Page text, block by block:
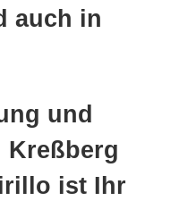
auch in
und
Kreßberg
ist Ihr